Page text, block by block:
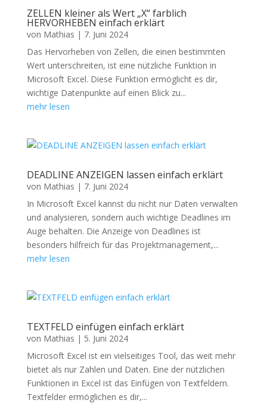
ZELLEN kleiner als Wert „X“ farblich
HERVORHEBEN einfach erklärt
von Mathias | 7. Juni 2024
Das Hervorheben von Zellen, die einen bestimmten
Wert unterschreiten, ist eine nützliche Funktion in
Microsoft Excel. Diese Funktion ermöglicht es dir,
wichtige Datenpunkte auf einen Blick zu...
mehr lesen
DEADLINE ANZEIGEN lassen einfach erklärt
von Mathias | 7. Juni 2024
In Microsoft Excel kannst du nicht nur Daten verwalten
und analysieren, sondern auch wichtige Deadlines im
Auge behalten. Die Anzeige von Deadlines ist
besonders hilfreich für das Projektmanagement,...
mehr lesen
TEXTFELD einfügen einfach erklärt
von Mathias | 5. Juni 2024
Microsoft Excel ist ein vielseitiges Tool, das weit mehr
bietet als nur Zahlen und Daten. Eine der nützlichen
Funktionen in Excel ist das Einfügen von Textfeldern.
Textfelder ermöglichen es dir,...